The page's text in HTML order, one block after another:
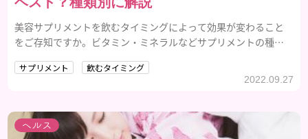
美容サプリメントを飲むタイミングによって効果が変わること
をご存知ですか。ビタミン・ミネラルなどサプリメントの種類
サプリメント 飲むタイミング
2022.09.27
ヘルス